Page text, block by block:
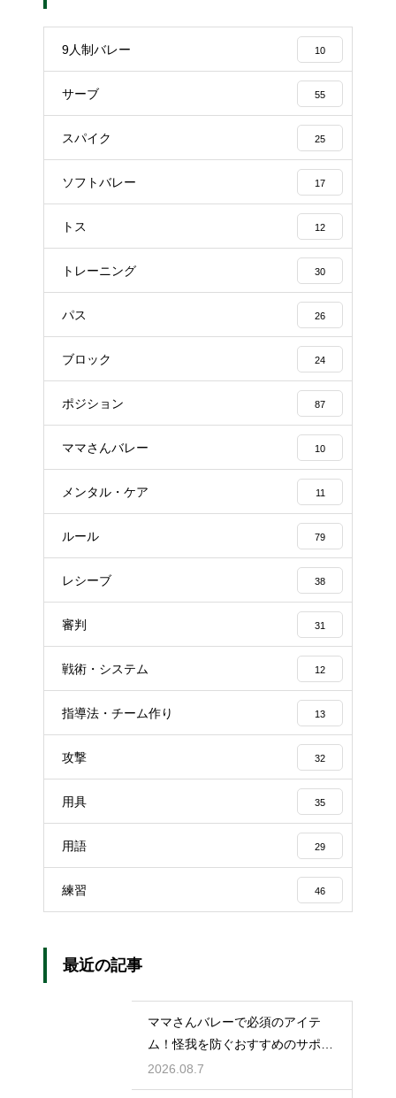
9人制バレー 10
サーブ 55
スパイク 25
ソフトバレー 17
トス 12
トレーニング 30
パス 26
ブロック 24
ポジション 87
ママさんバレー 10
メンタル・ケア 11
ルール 79
レシーブ 38
審判 31
戦術・システム 12
指導法・チーム作り 13
攻撃 32
用具 35
用語 29
練習 46
最近の記事
ママさんバレーで必須のアイテ
ム！怪我を防ぐおすすめのサポー
ター
2026.08.7